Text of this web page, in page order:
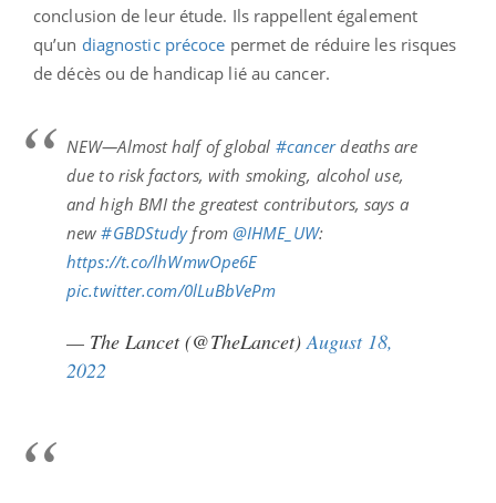
conclusion de leur étude. Ils rappellent également
qu’un diagnostic précoce permet de réduire les risques
de décès ou de handicap lié au cancer.
NEW—Almost half of global #cancerdeaths are
due to risk factors, with smoking, alcohol use,
and high BMI the greatest contributors, says a
new#GBDStudyfrom @IHME_UW:
https://t.co/lhWmwOpe6E
pic.twitter.com/0lLuBbVePm
— The Lancet (@TheLancet)August 18,
2022